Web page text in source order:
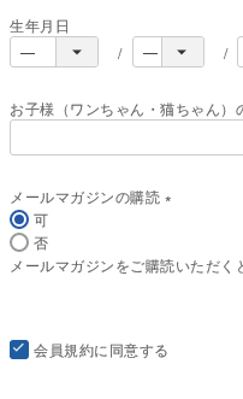
生年月日
お子様（ワンちゃん・猫ちゃん）
メールマガジンの購読
須
可
否
メールマガジンをご購読いただく
会員規約に同意する